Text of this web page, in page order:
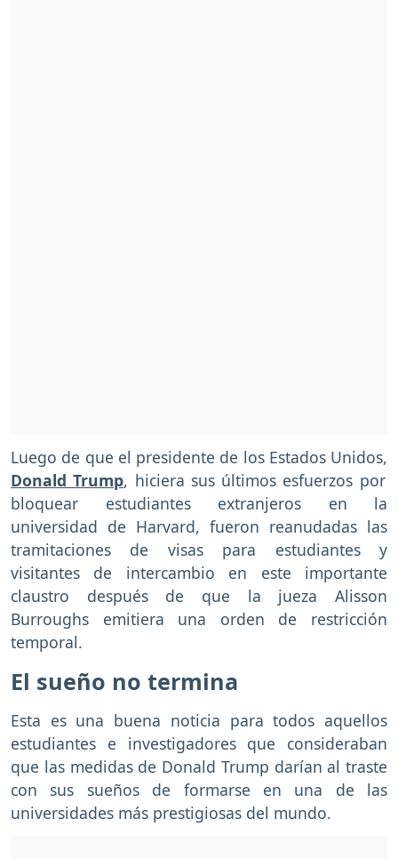
Luego de que el presidente de los Estados Unidos,
Donald Trump, hiciera sus últimos esfuerzos por
bloquear estudiantes extranjeros en la
universidad de Harvard, fueron reanudadas las
tramitaciones de visas para estudiantes y
visitantes de intercambio en este importante
claustro después de que la jueza Alisson
Burroughs emitiera una orden de restricción
temporal.
El sueño no termina
Esta es una buena noticia para todos aquellos
estudiantes e investigadores que consideraban
que las medidas de Donald Trump darían al traste
con sus sueños de formarse en una de las
universidades más prestigiosas del mundo.